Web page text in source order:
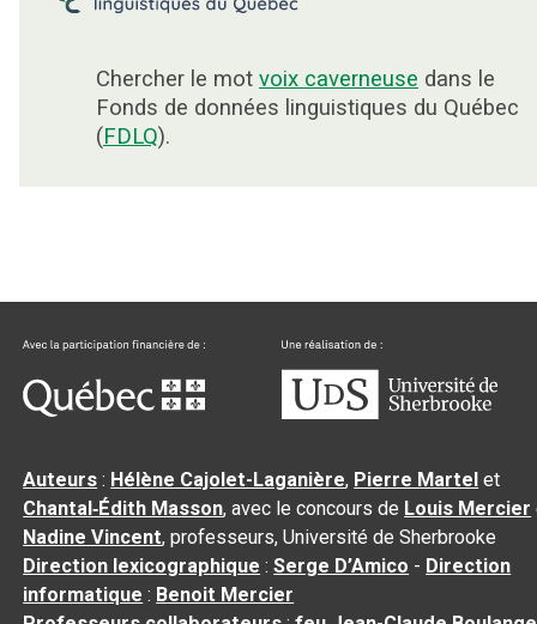
Chercher le mot voix caverneuse dans le
Fonds de données linguistiques du Québec
(FDLQ).
Auteurs : Hélène Cajolet-Laganière, Pierre Martel et
Chantal‑Édith Masson, avec le concours de Louis Mercier
Nadine Vincent, professeurs, Université de Sherbrooke
Direction lexicographique :Serge D’Amico - Direction
informatique : Benoit Mercier